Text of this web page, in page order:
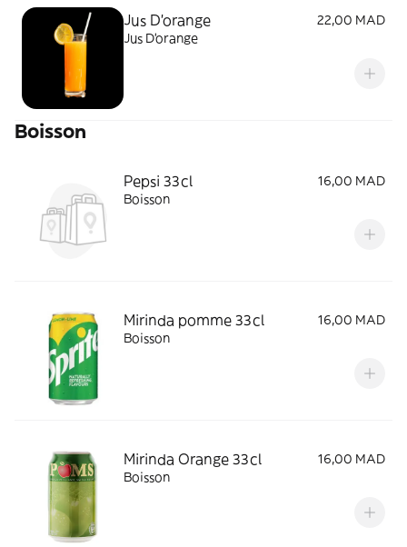
Jus D'orange
22,00 MAD
Jus D'orange
Boisson
Pepsi 33cl
16,00 MAD
Boisson
Mirinda pomme 33cl
16,00 MAD
Boisson
Mirinda Orange 33cl
16,00 MAD
Boisson